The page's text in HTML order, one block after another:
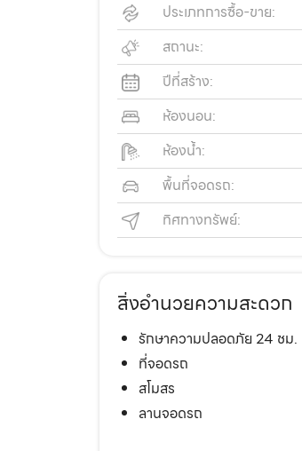
ประเภทการซื้อ-ขาย:
สถานะ:
ปีที่สร้าง:
ห้องนอน:
ห้องน้ำ:
พื้นที่จอดรถ:
ทิศทางทรัพย์:
สิ่งอำนวยความสะดวก
รักษาความปลอดภัย 24 ชม.
ที่จอดรถ
สโมสร
ลานจอดรถ